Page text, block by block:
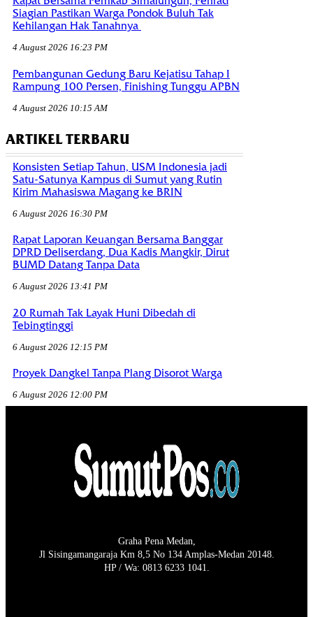
Siagian Pastikan Warga Pondok Buluh Tak
Kehilangan Hak Tanahnya
4 August 2026 16:23 PM
Pembangunan Gedung Baru Kejatisu Tahap I
Rampung 100 Persen, Finishing Tunggu APBN
4 August 2026 10:15 AM
ARTIKEL TERBARU
Konsisten Setiap Tahun, USM Indonesia jadi
Satu-Satunya Kampus di Sumut yang Rutin
Kirim Mahasiswa Magang ke BRIN
6 August 2026 16:30 PM
Rapat Laporan Keuangan Bersama Banggar
DPRD Deliserdang, Dua Kadis Mangkir, Dirut
BUMD Datang Tanpa Data
6 August 2026 13:41 PM
20 Rumah Tak Layak Huni Dibedah di
Tebingtinggi
6 August 2026 12:15 PM
Proyek Dangkel Tanpa Plang Disorot Warga
6 August 2026 12:00 PM
Graha Pena Medan,
Jl Sisingamangaraja Km 8,5 No 134 Amplas-Medan 20148.
HP / Wa: 0813 6233 1041.